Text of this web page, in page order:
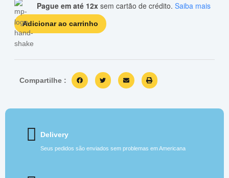
Pague em até 12x sem cartão de crédito. Saiba mais
Adicionar ao carrinho
Compartilhe :
Delivery
Seus pedidos são enviados sem problemas em Americana